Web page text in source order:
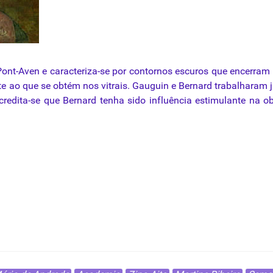
Aven e caracteriza-se por contornos escuros que encerram
ao quese obtém nos vitrais. Gauguin e Bernard trabalharam
se queBernard tenha sido influência estimulante na